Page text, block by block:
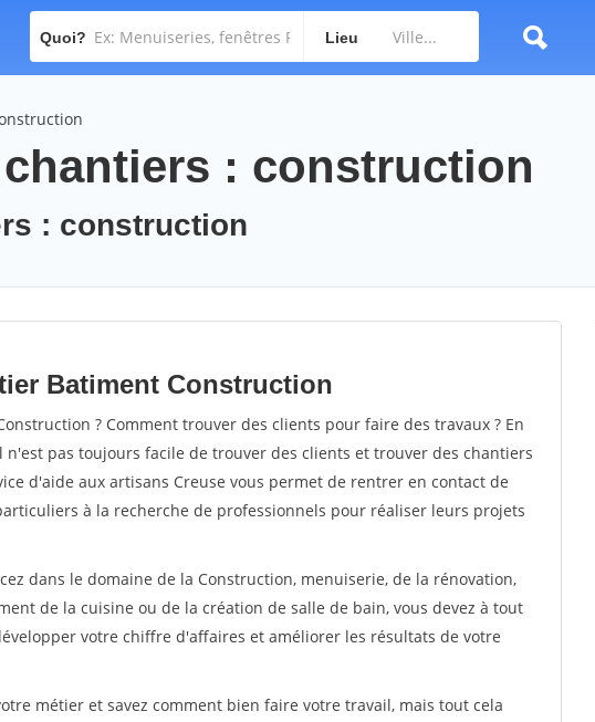
Quoi? Lieu
: construction
: construction
Batiment Construction
? Comment trouver des clients pour faire des travaux ? En
pas toujours facile de trouver des clients et trouver des chantiers
d'aide aux artisans Creuse vous permet de rentrer en contact de
à la recherche de professionnels pour réaliser leurs projets
dans le domaine de la Construction, menuiserie, de la rénovation,
de la cuisine ou de la création de salle de bain, vous devez à tout
votre chiffre d'affaires et améliorer les résultats de votre
métier et savez comment bien faire votre travail, mais tout cela